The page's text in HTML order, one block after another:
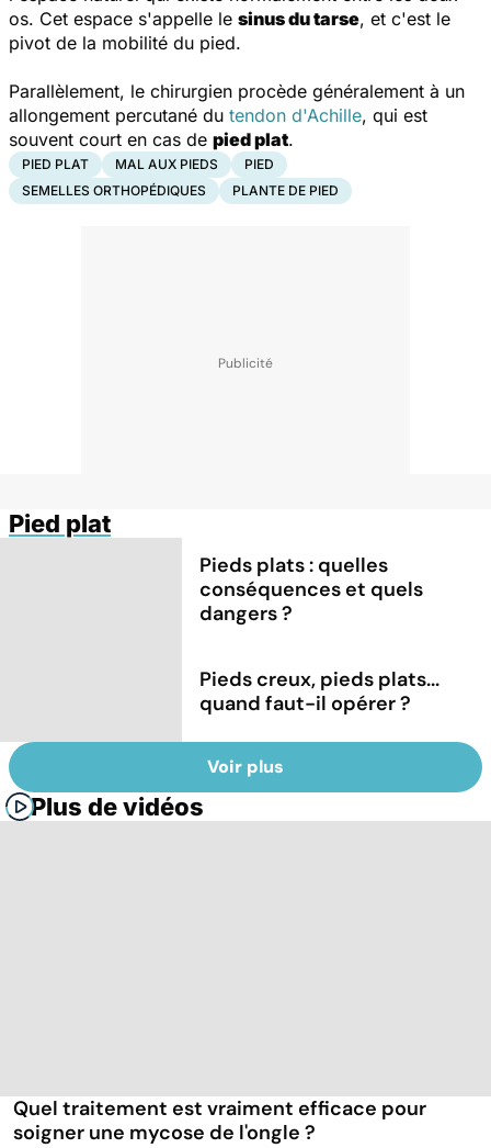
os. Cet espace s'appelle le sinus du tarse, et c'est le
pivot de la mobilité du pied.
Parallèlement, le chirurgien procède généralement à un
allongement percutané du tendon d'Achille, qui est
souvent court en cas de pied plat.
PIED PLAT MAL AUX PIEDS
PIED
SEMELLES ORTHOPÉDIQUES
PLANTE DE PIED
Pied plat
Pieds plats : quelles
conséquences et quels
dangers ?
Pieds creux, pieds plats...
quand faut-il opérer ?
Voir plus
Plus de vidéos
Quel traitement est vraiment efficace pour
soigner une mycose de l'ongle ?